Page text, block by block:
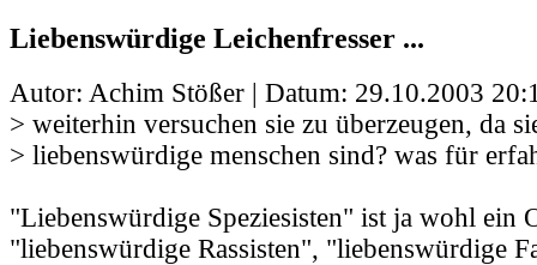
Liebenswürdige Leichenfresser ...
Autor: Achim Stößer | Datum: 29.10.2003
> weiterhin versuchen sie zu überzeugen, da
> liebenswürdige menschen sind? was für
"Liebenswürdige Speziesisten" ist ja wohl ein
"liebenswürdige Rassisten", "liebenswürdige